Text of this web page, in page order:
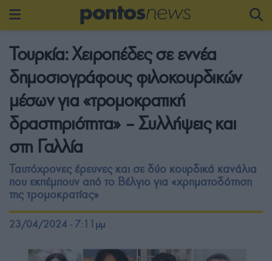
Τουρκία: Χειροπέδες σε εννέα
δημοσιογράφους φιλοκουρδικών
μέσων για «τρομοκρατική
δραστηριότητα» – Συλλήψεις και
στη Γαλλία
Ταυτόχρονες έρευνες και σε δύο κουρδικά κανάλια
που εκπέμπουν από το Βέλγιο για «χρηματοδότηση
της τρομοκρατίας»
23/04/2024 - 7:11μμ